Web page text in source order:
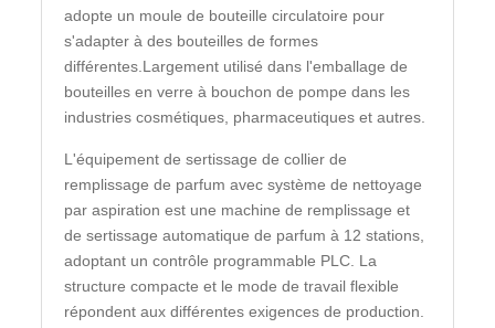
adopte un moule de bouteille circulatoire pour
s'adapter à des bouteilles de formes
différentes.Largement utilisé dans l'emballage de
bouteilles en verre à bouchon de pompe dans les
industries cosmétiques, pharmaceutiques et autres.
L'équipement de sertissage de collier de
remplissage de parfum avec système de nettoyage
par aspiration est une machine de remplissage et
de sertissage automatique de parfum à 12 stations,
adoptant un contrôle programmable PLC. La
structure compacte et le mode de travail flexible
répondent aux différentes exigences de production.